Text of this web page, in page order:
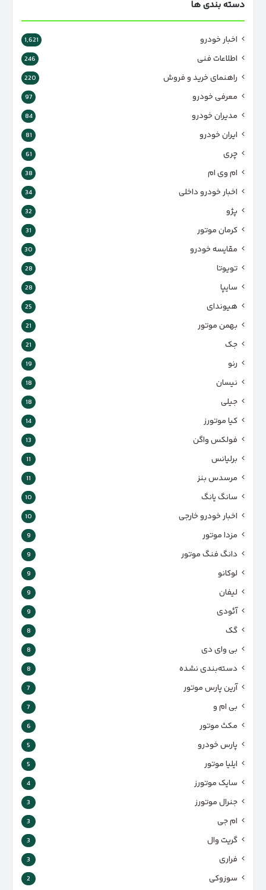
دسته بندی ها
اخبار خودرو 1,621
اطلاعات فنی 246
راهنمای خرید و فروش 220
معرفی خودرو 97
مدیران خودرو 84
ایران خودرو 81
چری 61
ام وی ام 38
اخبار خودرو داخلی 34
پژو 32
کرمان موتور 31
مقایسه خودرو 30
تویوتا 28
سایپا 28
هیوندای 25
بهمن موتور 21
جک 21
رنو 19
نیسان 18
جیلی 18
کیا موتورز 14
فولکس واگن 13
برلیانس 11
مرسدس بنز 11
سانگ یانگ 10
اخبار خودرو خارجی 10
مزدا موتور 9
دانگ فنگ موتور 9
لوکانو 9
لیفان 9
آئودی 9
گک 8
بی وای دی 8
دسته‌بندی نشده 8
آرین پارس موتور 7
بی ام و 7
مکث موتور 6
پارس‌ خودرو 5
ایلیا موتور 5
سایک موتورز 4
جنرال موتورز 3
ام جی 3
گریت وال 3
فراری 3
سوزوکی 2